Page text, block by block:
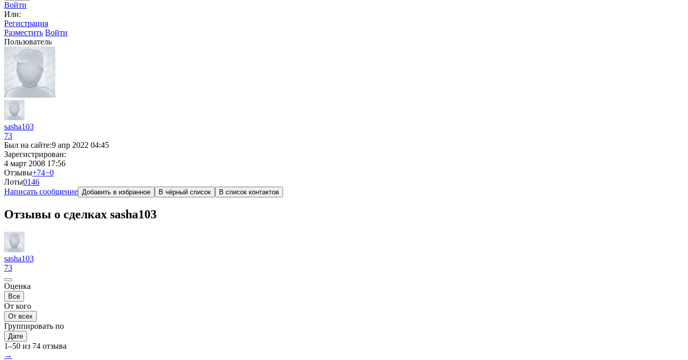
Войти
Или:
Регистрация
Разместить Войти
Пользователь
sasha103
73
Был на сайте:9 апр 2022 04:45
Зарегистрирован:
4 март 2008 17:56
Отзывы+74−0
Лоты0146
Написать сообщение Добавить в избранное В чёрный список В список контактов
Отзывы о сделках sasha103
sasha103
73
Оценка
Все
От кого
От всех
Группировать по
Дате
1–50 из 74 отзыва
→